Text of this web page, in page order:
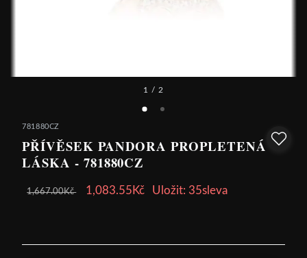
1 / 2
781880CZ
PŘÍVĚSEK PANDORA PROPLETENÁ
LÁSKA - 781880CZ
1,667.00Kč 1,083.55Kč Uložit: 35sleva